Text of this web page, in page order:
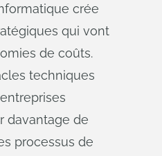
crée
qui vont
de coûts.
techniques
davantage de
processus de